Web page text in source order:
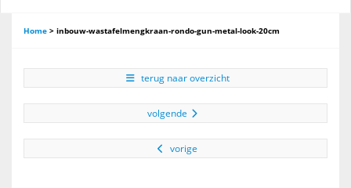
Home > inbouw-wastafelmengkraan-rondo-gun-metal-look-20cm
terug naar overzicht
volgende
vorige